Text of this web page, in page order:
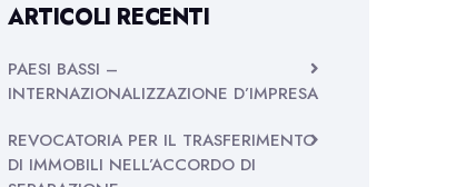
ARTICOLI RECENTI
PAESI BASSI –
INTERNAZIONALIZZAZIONE D’IMPRESA
REVOCATORIA PER IL TRASFERIMENTO
DI IMMOBILI NELL’ACCORDO DI